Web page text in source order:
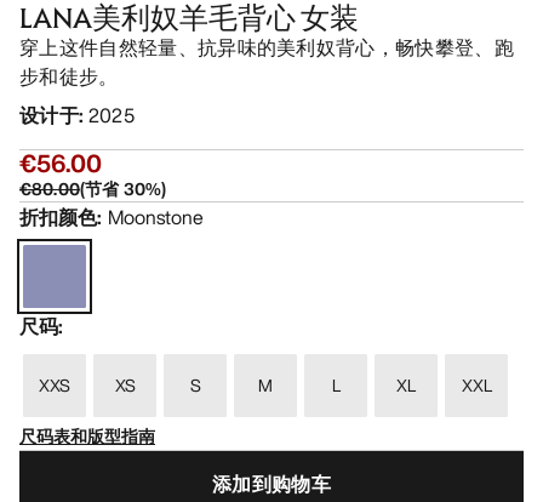
LANA美利奴羊毛背心 女装
穿上这件自然轻量、抗异味的美利奴背心，畅快攀登、跑
步和徒步。
设计于: 2025
€56.00
€80.00(节省30%)
折扣颜色: Moonstone
尺码:
XXS XS S M L XL
XXL
尺码表和版型指南
添加到购物车